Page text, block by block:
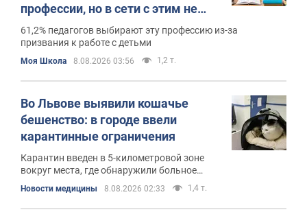
профессии, но в сети с этим не
согласны
61,2% педагогов выбирают эту профессию из-за
призвания к работе с детьми
Моя Школа 8.08.2026 03:56 1,2 т.
Во Львове выявили кошачье
бешенство: в городе ввели
карантинные ограничения
Карантин введен в 5-километровой зоне
вокруг места, где обнаружили больное
Новости медицины 8.08.2026 02:33 1,4 т.